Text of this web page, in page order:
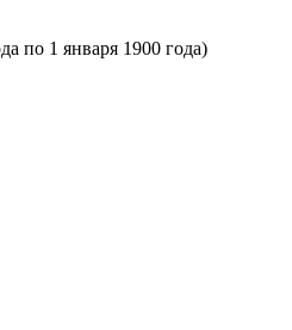
по 1 января 1900 года)